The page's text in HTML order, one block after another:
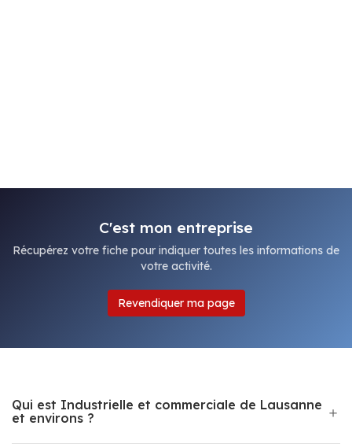
C'est mon entreprise
Récupérez votre fiche pour indiquer toutes les informations de
votre activité.
Revendiquer ma page
Qui est Industrielle et commerciale de Lausanne
et environs ?